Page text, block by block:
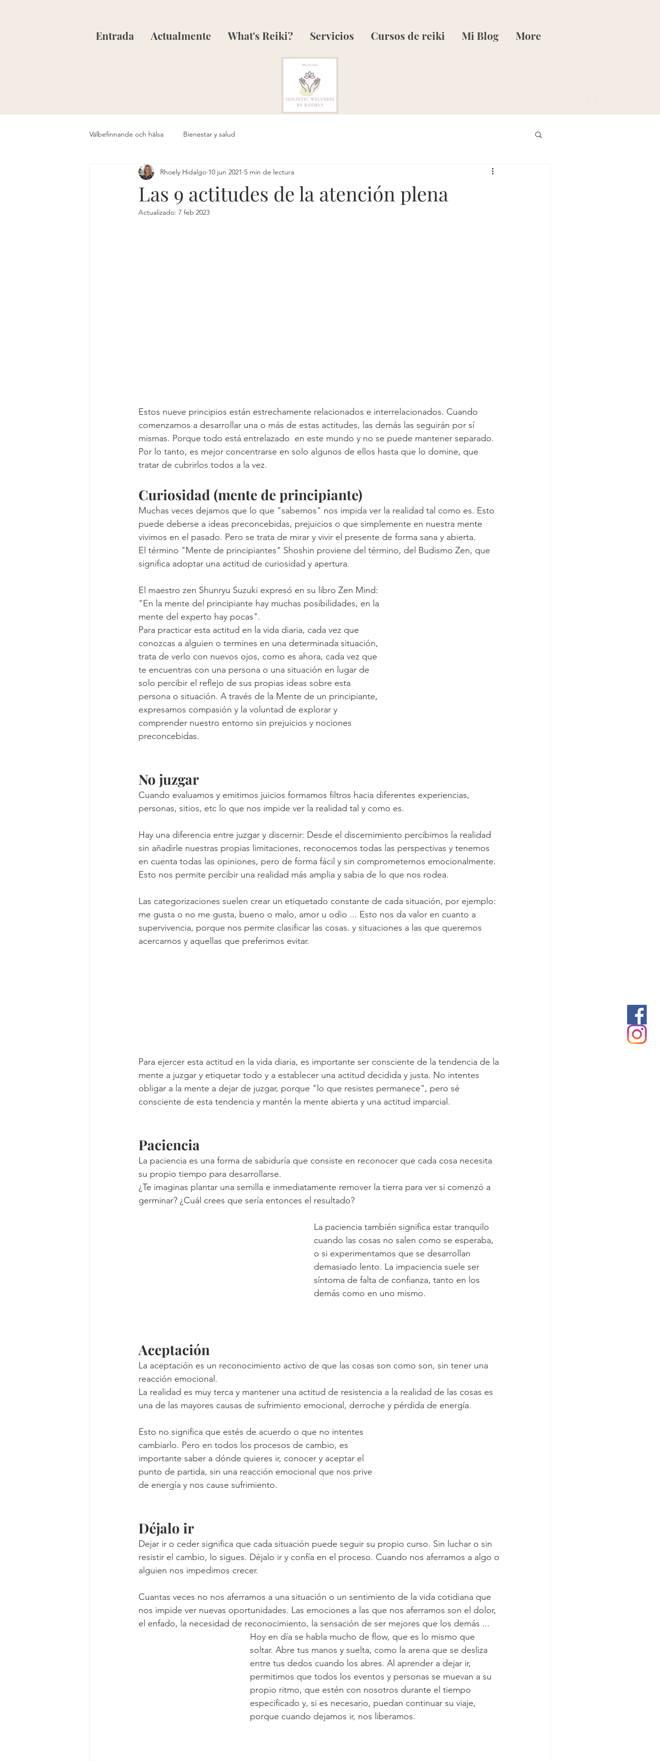
Entrada Actualmente What's Reiki? Servicios Cursos de reiki Mi Blog More
Välbefinnande och hälsa Bienestar y salud
Las 9 actitudes de la atención plena
Rhoely Hidalgo 10 jun 2021 5 min de lectura
Actualizado: 7 feb 2023
Estos nueve principios están estrechamente relacionados e interrelacionados. Cuando
comenzamos a desarrollar una o más de estas actitudes, las demás las seguirán por sí
mismas. Porque todo está entrelazado  en este mundo y no se puede mantener separado.
Por lo tanto, es mejor concentrarse en solo algunos de ellos hasta que lo domine, que
tratar de cubrirlos todos a la vez.
Curiosidad (mente de principiante)
Muchas veces dejamos que lo que "sabemos" nos impida ver la realidad tal como es. Esto
puede deberse a ideas preconcebidas, prejuicios o que simplemente en nuestra mente
vivimos en el pasado. Pero se trata de mirar y vivir el presente de forma sana y abierta.
El término "Mente de principiantes" Shoshin proviene del término, del Budismo Zen, que
significa adoptar una actitud de curiosidad y apertura.
El maestro zen Shunryu Suzuki expresó en su libro Zen Mind:
"En la mente del principiante hay muchas posibilidades, en la
mente del experto hay pocas".
Para practicar esta actitud en la vida diaria, cada vez que
conozcas a alguien o termines en una determinada situación,
trata de verlo con nuevos ojos, como es ahora, cada vez que
te encuentras con una persona o una situación en lugar de
solo percibir el reflejo de sus propias ideas sobre esta
persona o situación. A través de la Mente de un principiante,
expresamos compasión y la voluntad de explorar y
comprender nuestro entorno sin prejuicios y nociones
preconcebidas.
No juzgar
Cuando evaluamos y emitimos juicios formamos filtros hacia diferentes experiencias,
personas, sitios, etc lo que nos impide ver la realidad tal y como es.
Hay una diferencia entre juzgar y discernir: Desde el discernimiento percibimos la realidad
sin añadirle nuestras propias limitaciones, reconocemos todas las perspectivas y tenemos
en cuenta todas las opiniones, pero de forma fácil y sin comprometernos emocionalmente.
Esto nos permite percibir una realidad más amplia y sabia de lo que nos rodea.
Las categorizaciones suelen crear un etiquetado constante de cada situación, por ejemplo:
me gusta o no me gusta, bueno o malo, amor u odio ... Esto nos da valor en cuanto a
supervivencia, porque nos permite clasificar las cosas. y situaciones a las que queremos
acercarnos y aquellas que preferimos evitar.
Para ejercer esta actitud en la vida diaria, es importante ser consciente de la tendencia de la
mente a juzgar y etiquetar todo y a establecer una actitud decidida y justa. No intentes
obligar a la mente a dejar de juzgar, porque "lo que resistes permanece", pero sé
consciente de esta tendencia y mantén la mente abierta y una actitud imparcial.
Paciencia
La paciencia es una forma de sabiduría que consiste en reconocer que cada cosa necesita
su propio tiempo para desarrollarse.
¿Te imaginas plantar una semilla e inmediatamente remover la tierra para ver si comenzó a
germinar? ¿Cuál crees que sería entonces el resultado?
La paciencia también significa estar tranquilo
cuando las cosas no salen como se esperaba,
o si experimentamos que se desarrollan
demasiado lento. La impaciencia suele ser
síntoma de falta de confianza, tanto en los
demás como en uno mismo.
Aceptación
La aceptación es un reconocimiento activo de que las cosas son como son, sin tener una
reacción emocional.
La realidad es muy terca y mantener una actitud de resistencia a la realidad de las cosas es
una de las mayores causas de sufrimiento emocional, derroche y pérdida de energía.
Esto no significa que estés de acuerdo o que no intentes
cambiarlo. Pero en todos los procesos de cambio, es
importante saber a dónde quieres ir, conocer y aceptar el
punto de partida, sin una reacción emocional que nos prive
de energía y nos cause sufrimiento.
Déjalo ir
Dejar ir o ceder significa que cada situación puede seguir su propio curso. Sin luchar o sin
resistir el cambio, lo sigues. Déjalo ir y confía en el proceso. Cuando nos aferramos a algo o
alguien nos impedimos crecer.
Cuantas veces no nos aferramos a una situación o un sentimiento de la vida cotidiana que
nos impide ver nuevas oportunidades. Las emociones a las que nos aferramos son el dolor,
el enfado, la necesidad de reconocimiento, la sensación de ser mejores que los demás ...
Hoy en día se habla mucho de flow, que es lo mismo que
soltar. Abre tus manos y suelta, como la arena que se desliza
entre tus dedos cuando los abres. Al aprender a dejar ir,
permitimos que todos los eventos y personas se muevan a su
propio ritmo, que estén con nosotros durante el tiempo
especificado y, si es necesario, puedan continuar su viaje,
porque cuando dejamos ir, nos liberamos.